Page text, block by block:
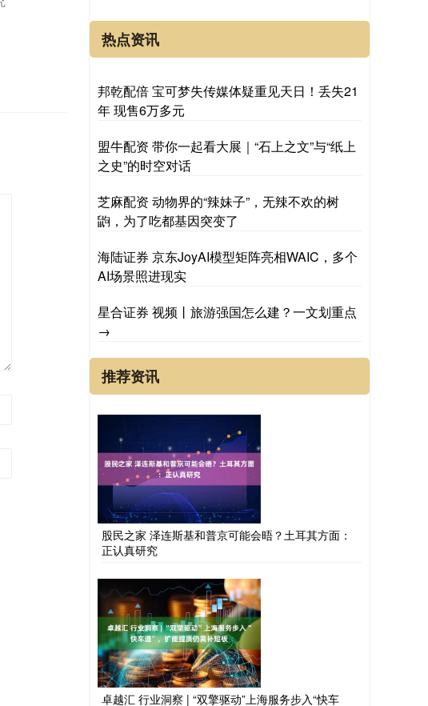
热点资讯
邦乾配倍 宝可梦失传媒体疑重见天日！丢失21
年 现售6万多元
盟牛配资 带你一起看大展｜“石上之文”与“纸上
之史”的时空对话
芝麻配资 动物界的“辣妹子”，无辣不欢的树
鼩，为了吃都基因突变了
海陆证券 京东JoyAI模型矩阵亮相WAIC，多个
AI场景照进现实
星合证券 视频丨旅游强国怎么建？一文划重点
→
推荐资讯
股民之家 泽连斯基和普京可能会晤？土耳其方面：
正认真研究
卓越汇 行业洞察 | “双擎驱动”上海服务步入“快车